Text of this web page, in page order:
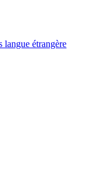
langue étrangère